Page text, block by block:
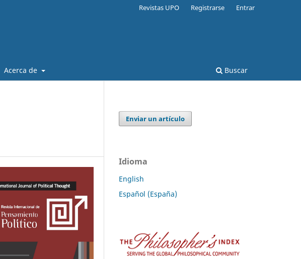
Acerca de Buscar
Revistas UPO Registrarse Entrar
Enviar un artículo
Idioma
English
Español (España)